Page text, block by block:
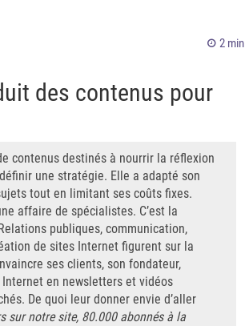
2 min
des contenus pour
contenus destinés à nourrir la réflexion
une stratégie. Elle a adapté son
tout en limitant ses coûts fixes.
affaire de spécialistes. C’est la
publiques, communication,
de sites Internet figurent sur la
ses clients, son fondateur,
en newsletters et vidéos
De quoi leur donner envie d’aller
sur notre site, 80.000 abonnés à la